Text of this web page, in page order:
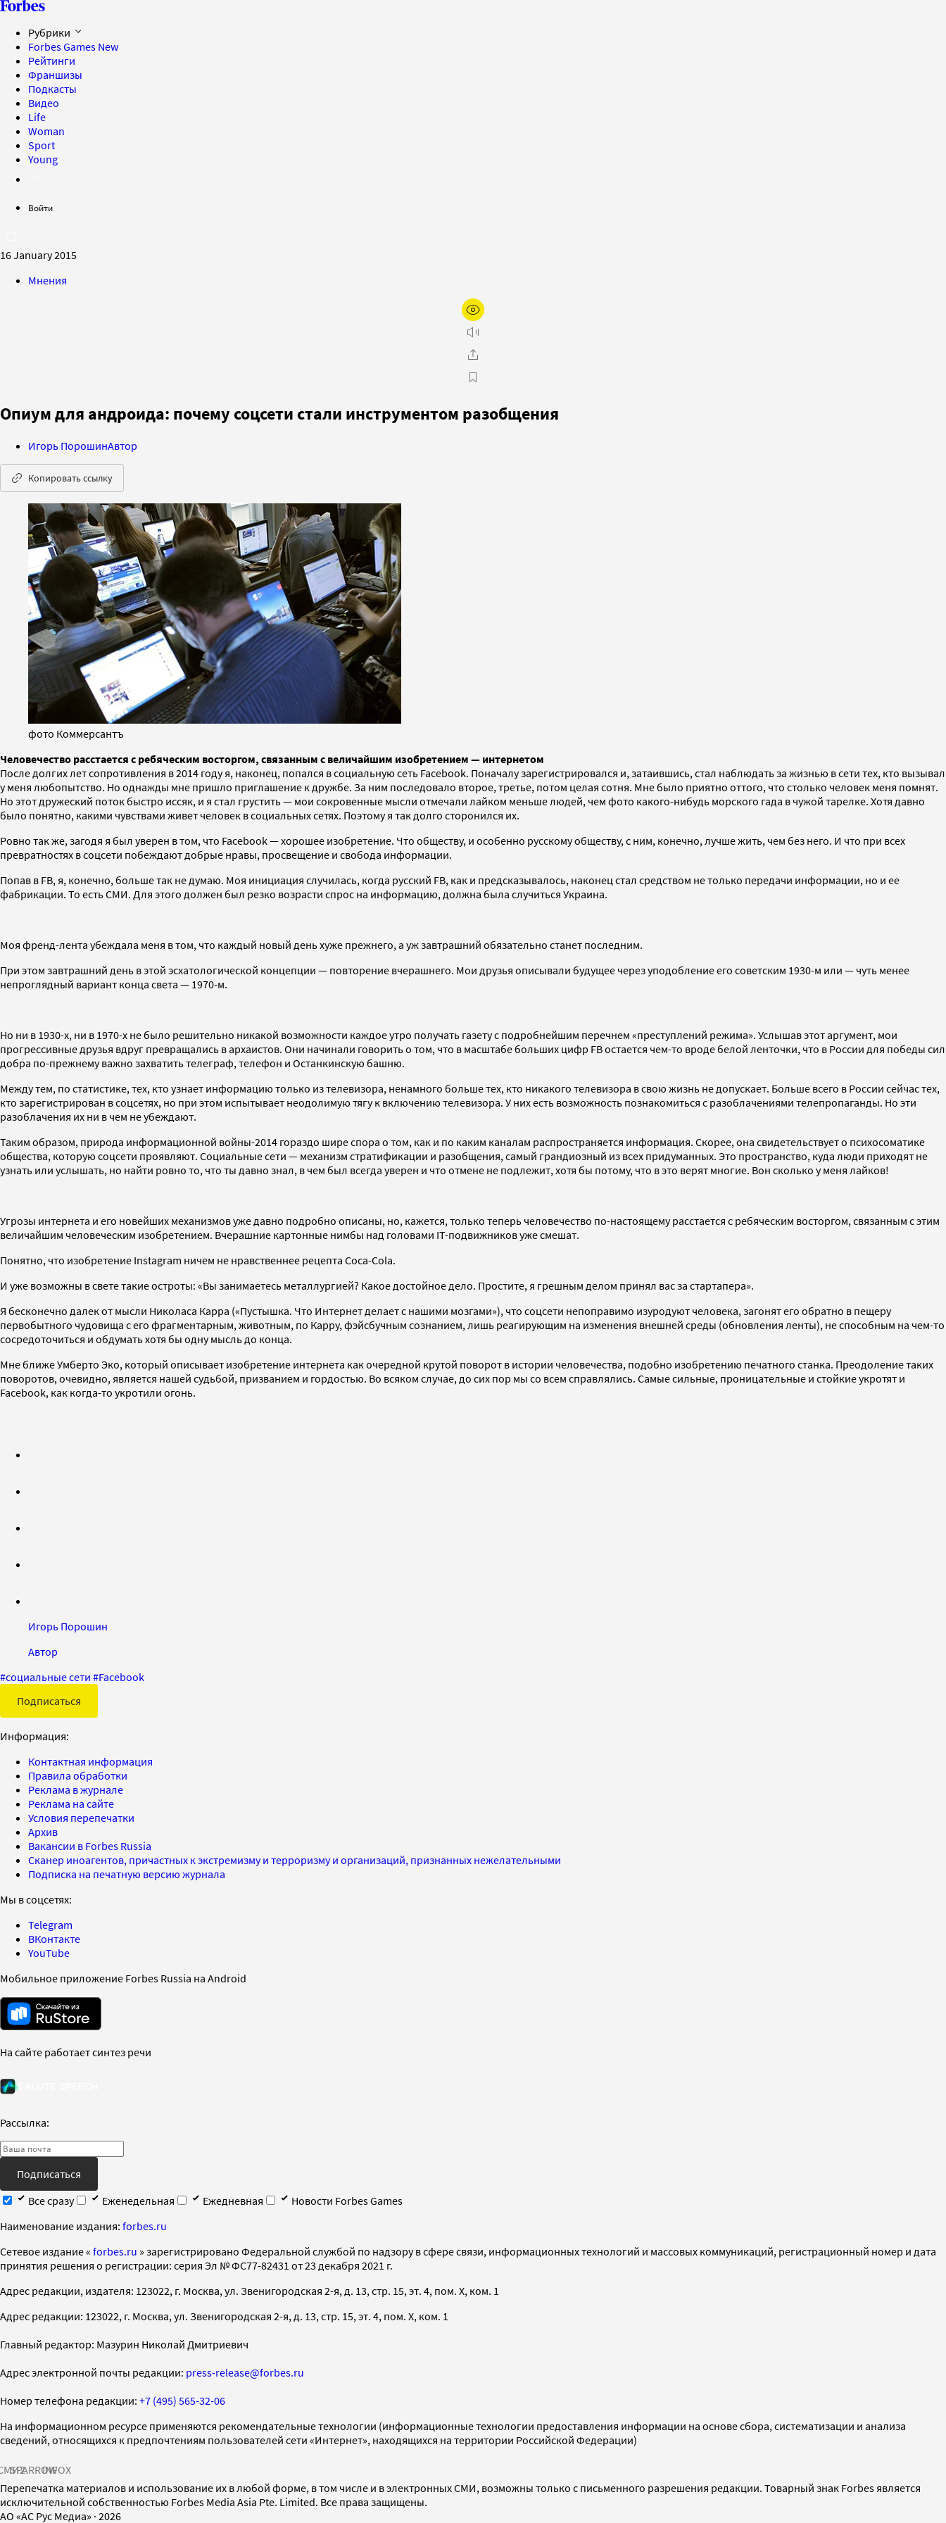
Рубрики
Forbes Games New
Рейтинги
Франшизы
Подкасты
Видео
Life
Woman
Sport
Young
Войти
16 January 2015
Мнения
Опиум для андроида: почему соцсети стали инструментом разобщения
Игорь ПорошинАвтор
Копировать ссылку
фото Коммерсантъ
Человечество расстается с ребяческим восторгом, связанным с величайшим изобретением — интернетом
После долгих лет сопротивления в 2014 году я, наконец, попался в социальную сеть Facebook. Поначалу зарегистрировался и, затаившись, стал наблюдать за жизнью в сети тех, кто вызывал
у меня любопытство. Но однажды мне пришло приглашение к дружбе. За ним последовало второе, третье, потом целая сотня. Мне было приятно оттого, что столько человек меня помнят.
Но этот дружеский поток быстро иссяк, и я стал грустить — мои сокровенные мысли отмечали лайком меньше людей, чем фото какого-нибудь морского гада в чужой тарелке. Хотя давно
было понятно, какими чувствами живет человек в социальных сетях. Поэтому я так долго сторонился их.
Ровно так же, загодя я был уверен в том, что Facebook — хорошее изобретение. Что обществу, и особенно русскому обществу, с ним, конечно, лучше жить, чем без него. И что при всех
превратностях в соцсети побеждают добрые нравы, просвещение и свобода информации.
Попав в FB, я, конечно, больше так не думаю. Моя инициация случилась, когда русский FB, как и предсказывалось, наконец стал средством не только передачи информации, но и ее
фабрикации. То есть СМИ. Для этого должен был резко возрасти спрос на информацию, должна была случиться Украина.
Моя френд-лента убеждала меня в том, что каждый новый день хуже прежнего, а уж завтрашний обязательно станет последним.
При этом завтрашний день в этой эсхатологической концепции — повторение вчерашнего. Мои друзья описывали будущее через уподобление его советским 1930-м или — чуть менее
непроглядный вариант конца света — 1970-м.
Но ни в 1930-х, ни в 1970-х не было решительно никакой возможности каждое утро получать газету с подробнейшим перечнем «преступлений режима». Услышав этот аргумент, мои
прогрессивные друзья вдруг превращались в архаистов. Они начинали говорить о том, что в масштабе больших цифр FB остается чем-то вроде белой ленточки, что в России для победы сил
добра по-прежнему важно захватить телеграф, телефон и Останкинскую башню.
Между тем, по статистике, тех, кто узнает информацию только из телевизора, ненамного больше тех, кто никакого телевизора в свою жизнь не допускает. Больше всего в России сейчас тех,
кто зарегистрирован в соцсетях, но при этом испытывает неодолимую тягу к включению телевизора. У них есть возможность познакомиться с разоблачениями телепропаганды. Но эти
разоблачения их ни в чем не убеждают.
Таким образом, природа информационной войны-2014 гораздо шире спора о том, как и по каким каналам распространяется информация. Скорее, она свидетельствует о психосоматике
общества, которую соцсети проявляют. Социальные сети — механизм стратификации и разобщения, самый грандиозный из всех придуманных. Это пространство, куда люди приходят не
узнать или услышать, но найти ровно то, что ты давно знал, в чем был всегда уверен и что отмене не подлежит, хотя бы потому, что в это верят многие. Вон сколько у меня лайков!
Угрозы интернета и его новейших механизмов уже давно подробно описаны, но, кажется, только теперь человечество по-настоящему расстается с ребяческим восторгом, связанным с этим
величайшим человеческим изобретением. Вчерашние картонные нимбы над головами IT-подвижников уже смешат.
Понятно, что изобретение Instagram ничем не нравственнее рецепта Соса-Cola.
И уже возможны в свете такие остроты: «Вы занимаетесь металлургией? Какое достойное дело. Простите, я грешным делом принял вас за стартапера».
Я бесконечно далек от мысли Николаса Карра («Пустышка. Что Интернет делает с нашими мозгами»), что соцсети непоправимо изуродуют человека, загонят его обратно в пещеру
первобытного чудовища с его фрагментарным, животным, по Карру, фэйсбучным сознанием, лишь реагирующим на изменения внешней среды (обновления ленты), не способным на чем-то
сосредоточиться и обдумать хотя бы одну мысль до конца.
Мне ближе Умберто Эко, который описывает изобретение интернета как очередной крутой поворот в истории человечества, подобно изобретению печатного станка. Преодоление таких
поворотов, очевидно, является нашей судьбой, призванием и гордостью. Во всяком случае, до сих пор мы со всем справлялись. Самые сильные, проницательные и стойкие укротят и
Facebook, как когда-то укротили огонь.
Игорь Порошин
Автор
#социальные сети #Facebook
Подписаться
Информация:
Контактная информация
Правила обработки
Реклама в журнале
Реклама на сайте
Условия перепечатки
Архив
Вакансии в Forbes Russia
Сканер иноагентов, причастных к экстремизму и терроризму и организаций, признанных нежелательными
Подписка на печатную версию журнала
Мы в соцсетях:
Telegram
ВКонтакте
YouTube
Мобильное приложение Forbes Russia на Android
На сайте работает синтез речи
Рассылка:
Подписаться
Все сразу
Еженедельная Ежедневная
Новости Forbes Games
Наименование издания: forbes.ru
Cетевое издание « forbes.ru » зарегистрировано Федеральной службой по надзору в сфере связи, информационных технологий и массовых коммуникаций, регистрационный номер и дата
принятия решения о регистрации: серия Эл № ФС77-82431 от 23 декабря 2021 г.
Адрес редакции, издателя: 123022, г. Москва, ул. Звенигородская 2-я, д. 13, стр. 15, эт. 4, пом. X, ком. 1
Адрес редакции: 123022, г. Москва, ул. Звенигородская 2-я, д. 13, стр. 15, эт. 4, пом. X, ком. 1
Главный редактор: Мазурин Николай Дмитриевич
Адрес электронной почты редакции: press-release@forbes.ru
Номер телефона редакции: +7 (495) 565-32-06
На информационном ресурсе применяются рекомендательные технологии (информационные технологии предоставления информации на основе сбора, систематизации и анализа
сведений, относящихся к предпочтениям пользователей сети «Интернет», находящихся на территории Российской Федерации)
SPARROWINFOX
Перепечатка материалов и использование их в любой форме, в том числе и в электронных СМИ, возможны только с письменного разрешения редакции. Товарный знак Forbes является
исключительной собственностью Forbes Media Asia Pte. Limited. Все права защищены.
AO «АС Рус Медиа» · 2026